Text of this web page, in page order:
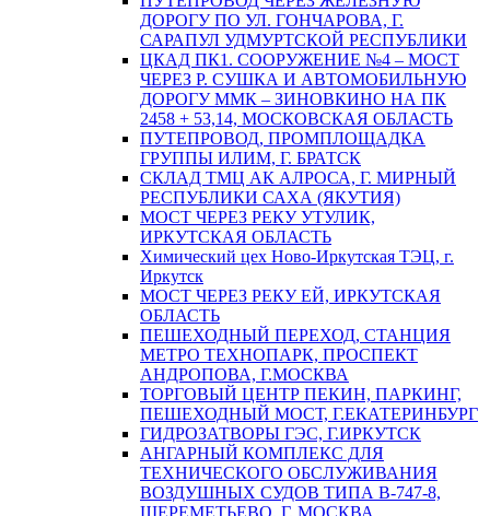
ДОРОГУ ПО УЛ. ГОНЧАРОВА, Г.
САРАПУЛ УДМУРТСКОЙ РЕСПУБЛИКИ
ЦКАД ПК1. СООРУЖЕНИЕ №4 – МОСТ
ЧЕРЕЗ Р. СУШКА И АВТОМОБИЛЬНУЮ
ДОРОГУ ММК – ЗИНОВКИНО НА ПК
2458 + 53,14, МОСКОВСКАЯ ОБЛАСТЬ
ПУТЕПРОВОД, ПРОМПЛОЩАДКА
ГРУППЫ ИЛИМ, Г. БРАТСК
СКЛАД ТМЦ АК АЛРОСА, Г. МИРНЫЙ
РЕСПУБЛИКИ САХА (ЯКУТИЯ)
МОСТ ЧЕРЕЗ РЕКУ УТУЛИК,
ИРКУТСКАЯ ОБЛАСТЬ
Химический цех Ново-Иркутская ТЭЦ, г.
Иркутск
МОСТ ЧЕРЕЗ РЕКУ ЕЙ, ИРКУТСКАЯ
ОБЛАСТЬ
ПЕШЕХОДНЫЙ ПЕРЕХОД, СТАНЦИЯ
МЕТРО ТЕХНОПАРК, ПРОСПЕКТ
АНДРОПОВА, Г.МОСКВА
ТОРГОВЫЙ ЦЕНТР ПЕКИН, ПАРКИНГ,
ПЕШЕХОДНЫЙ МОСТ, Г.ЕКАТЕРИНБУРГ
ГИДРОЗАТВОРЫ ГЭС, Г.ИРКУТСК
АНГАРНЫЙ КОМПЛЕКС ДЛЯ
ТЕХНИЧЕСКОГО ОБСЛУЖИВАНИЯ
ВОЗДУШНЫХ СУДОВ ТИПА В-747-8,
ШЕРЕМЕТЬЕВО, Г. МОСКВА